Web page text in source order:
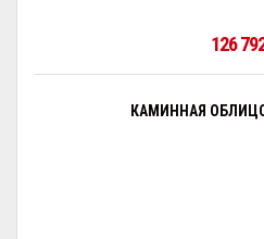
126
КАМИННАЯ